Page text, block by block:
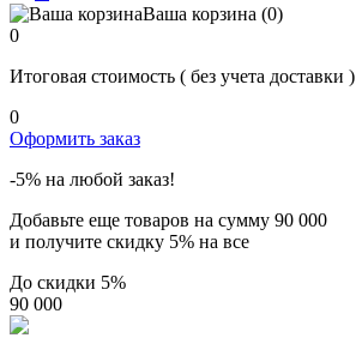
Ваша корзина (0)
0
Итоговая стоимость ( без учета доставки )
0
Оформить заказ
-5% на любой заказ!
Добавьте еще товаров на сумму 90 000
и получите скидку 5% на все
До скидки 5%
90 000